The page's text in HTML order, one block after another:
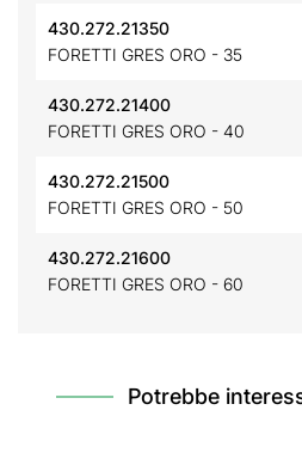
430.272.21350
FORETTI GRES ORO - 35
430.272.21400
FORETTI GRES ORO - 40
430.272.21500
FORETTI GRES ORO - 50
430.272.21600
FORETTI GRES ORO - 60
Potrebbe